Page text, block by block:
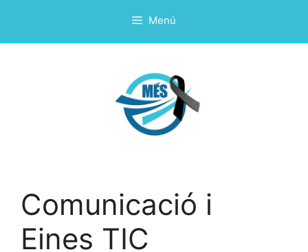
contingut
Menú
Comunicació i
Eines TIC